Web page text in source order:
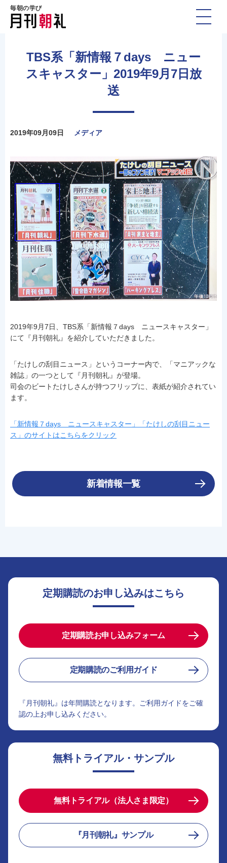
毎朝の学び
TBS系「新情報７days ニュー
スキャスター」2019年9月7日放
送
2019年09月09日 メディア
2019年9月7日、TBS系「新情報７days ニュースキャスター」
にて『月刊朝礼』を紹介していただきました。
「たけしの刮目ニュース」というコーナー内で、「マニアックな
雑誌」の一つとして『月刊朝礼』が登場。
司会のビートたけしさんが持つフリップに、表紙が紹介されてい
ます。
「新情報７days ニュースキャスター」「たけしの刮目ニュー
ス」のサイトはこちらをクリック
新着情報一覧
定期購読のお申し込みはこちら
定期購読お申し込みフォーム
定期購読のご利用ガイド
『月刊朝礼』は年間購読となります。ご利用ガイドをご確
認の上お申し込みください。
無料トライアル・サンプル
無料トライアル（法人さま限定）
『月刊朝礼』サンプル